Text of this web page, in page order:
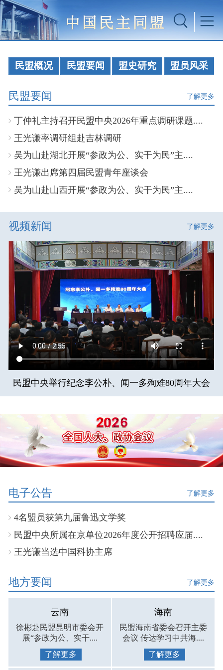
民盟概况 民盟要闻 盟史研究 盟员风采
民盟要闻 了解更多
丁仲礼主持召开民盟中央2026年重点调研课题....
王光谦率调研组赴吉林调研
吴为山赴湖北开展“参政为公、实干为民”主....
王光谦出席第四届民盟青年座谈会
吴为山赴山西开展“参政为公、实干为民”主....
视频新闻 了解更多
民盟中央举行纪念李公朴、闻一多殉难80周年大会
电子公告 了解更多
4名盟员获第九届鲁迅文学奖
民盟中央所属在京单位2026年度公开招聘应届....
王光谦当选中国科协主席
地方要闻 了解更多
云南
徐彬赴民盟昆明市委会开
展“参政为公、实干....
了解更多
海南
民盟海南省委会召开主委
会议 传达学习中共海....
了解更多